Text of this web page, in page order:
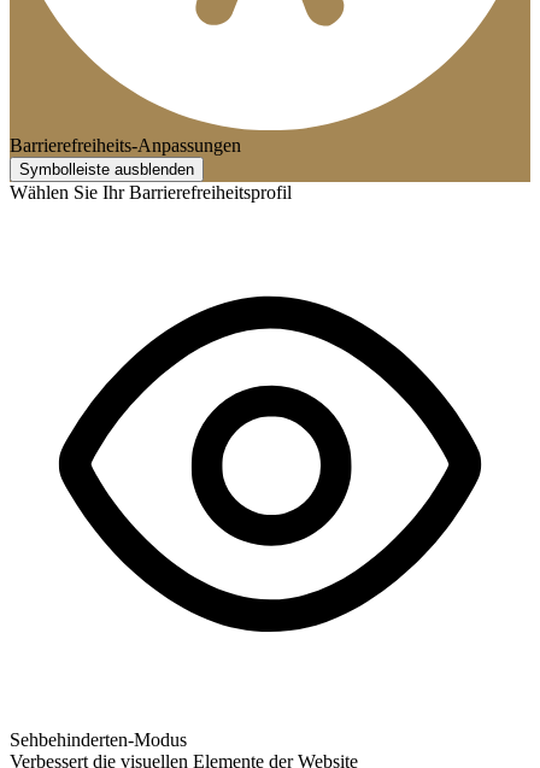
Barrierefreiheits-Anpassungen
Symbolleiste ausblenden
Wählen Sie Ihr Barrierefreiheitsprofil
Sehbehinderten-Modus
Verbessert die visuellen Elemente der Website